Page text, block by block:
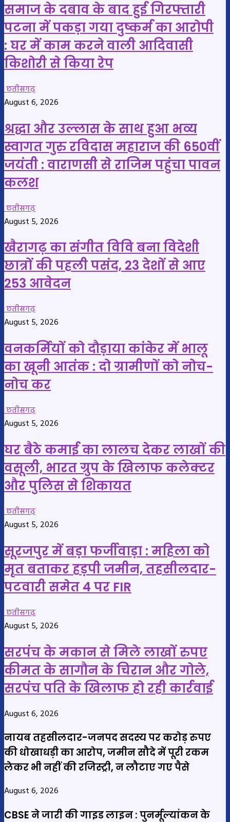
समाज के दबाव के बाद हुई गिरफ्तारी
पटना में पकड़ा गया दुष्कर्म का आरोपी
: घर में काम करने वाली आदिवासी
किशोरी से किया रेप
छतीसगढ़
August 6, 2026
श्रद्धा और उल्लास के साथ हुआ भव्य
स्वागत गुरु रविदास महाराज की 650वीं
जयंती : वाराणसी से राजिम पहुंचा पावन
कलश
छतीसगढ़
August 5, 2026
खैरागढ़ का संगीत विवि बना विदेशी
छात्रों की पहली पसंद, 23 देशों से आए
253 आवेदन
छतीसगढ़
August 5, 2026
वनकर्मियों को दौड़ाया कांकेर में भालू
का खूनी आतंक : दो ग्रामीणों को नोच-
नोच कर
छतीसगढ़
August 5, 2026
घर बैठे कमाई का लालच देकर लाखों की
वसूली, भारत ग्रुप के खिलाफ कलेक्टर
और पुलिस से शिकायत
छतीसगढ़
August 5, 2026
सूरजपुर में बड़ा फर्जीवाड़ा : महिला को
मृत बताकर हड़पी जमीन, तहसीलदार-
पटवारी समेत 4 पर FIR
छतीसगढ़
August 5, 2026
सरपंच के मकान से मिले लाखों रुपए
कीमत के सागौन के चिरान और गोले,
सरपंच पति के खिलाफ हो रही कार्रवाई
August 6, 2026
नायब तहसीलदार-जनपद सदस्य पर करोड़ रुपए
की धोखाधड़ी का आरोप, जमीन सौदे में पूरी रकम
लेकर भी नहीं की रजिस्ट्री, न लौटाए गए पैसे
August 6, 2026
CBSE ने जारी की गाइड लाइन : पुनर्मूल्यांकन के